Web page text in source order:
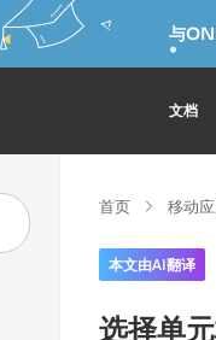
与
文档
首页 移动
本文由AI翻译
选择单